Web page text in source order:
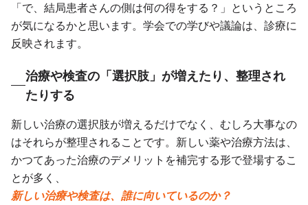
「で、結局患者さんの側は何の得をする？」というところ
が気になるかと思います。学会での学びや議論は、診療に
反映されます。
治療や検査の「選択肢」が増えたり、整理され
たりする
新しい治療の選択肢が増えるだけでなく、むしろ大事なの
はそれらが整理されることです。新しい薬や治療方法は、
かつてあった治療のデメリットを補完する形で登場するこ
とが多く、
新しい治療や検査は、誰に向いているのか？